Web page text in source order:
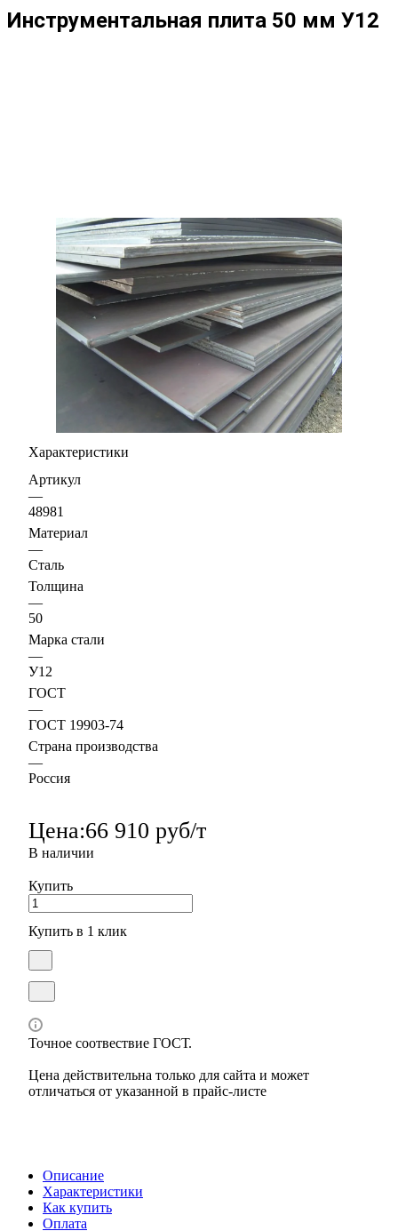
Инструментальная плита 50 мм У12
Характеристики
Артикул
—
48981
Материал
—
Сталь
Толщина
—
50
Марка стали
—
У12
ГОСТ
—
ГОСТ 19903-74
Страна производства
—
Россия
Цена:66 910 руб/т
В наличии
Купить
Купить в 1 клик
Точное соотвествие ГОСТ.
Цена действительна только для сайта и может
отличаться от указанной в прайс-листе
Описание
Характеристики
Как купить
Оплата